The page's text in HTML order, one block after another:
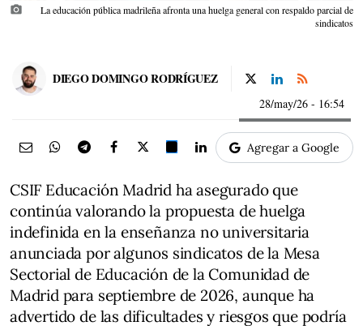
photo_camera
La educación pública madrileña afronta una huelga general con respaldo parcial de
sindicatos
DIEGO DOMINGO RODRÍGUEZ
28/may/26 - 16:54
Agregar a Google
CSIF Educación Madrid ha asegurado que
continúa valorando la propuesta de huelga
indefinida en la enseñanza no universitaria
anunciada por algunos sindicatos de la Mesa
Sectorial de Educación de la Comunidad de
Madrid para septiembre de 2026, aunque ha
advertido de las dificultades y riesgos que podría